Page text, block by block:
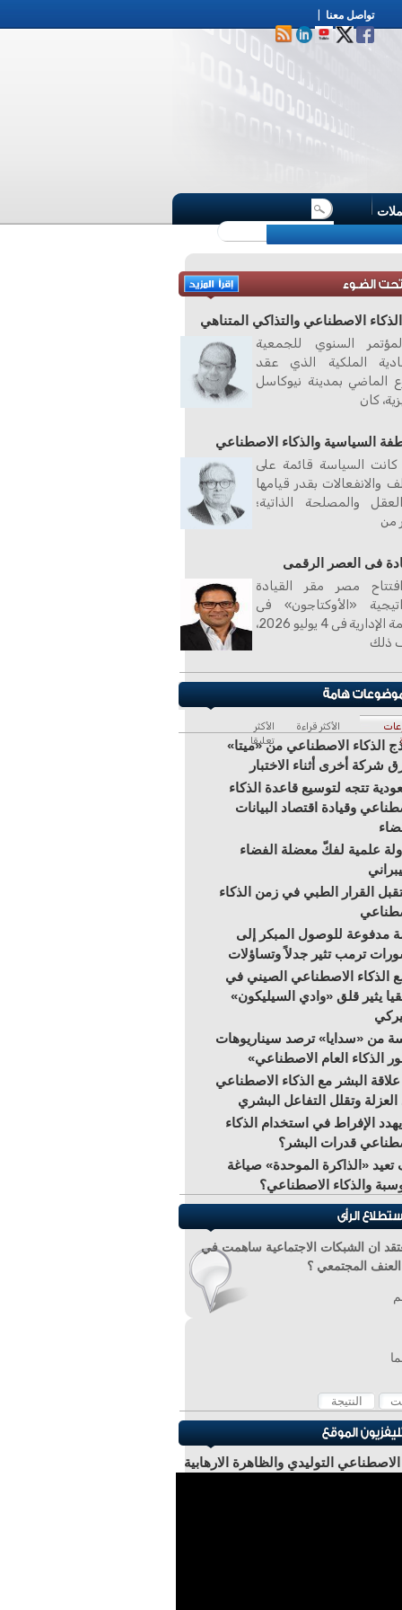
تواصل معنا
الاصطناعي والتذاكي المتناهي
السنوي للجمعية
الملكية الذي عقد
الماضي بمدينة نيوكاسل
كان
السياسية والذكاء الاصطناعي
كانت السياسة قائمة على
والانفعالات بقدر قيامها
والمصلحة الذاتية؛
من
فى العصر الرقمى
مصر مقر القيادة
«الأوكتاجون» فى
العاصمة الإدارية فى 4 يوليو 2026،
ذلك
الأكثر قراءة
الأكثر
تعليقا
الذكاء الاصطناعي من «ميتا»
شركة أخرى أثناء الاختبار
تتجه لتوسيع قاعدة الذكاء
وقيادة اقتصاد البيانات
علمية لفكّ معضلة الفضاء
القرار الطبي في زمن الذكاء
مدفوعة للوصول المبكر إلى
ترمب تثير جدلاً وتساؤلات
الذكاء الاصطناعي الصيني في
يثير قلق «وادي السيليكون»
من «سدايا» ترصد سيناريوهات
الذكاء العام الاصطناعي»
البشر مع الذكاء الاصطناعي
العزلة وتقلل التفاعل البشري
الإفراط في استخدام الذكاء
قدرات البشر؟
«الذاكرة الموحدة» صياغة
والذكاء الاصطناعي؟
ان الشبكات الاجتماعية ساهمت في
العنف المجتمعي ؟
الاصطناعي التوليدي والظاهرة الارهابية